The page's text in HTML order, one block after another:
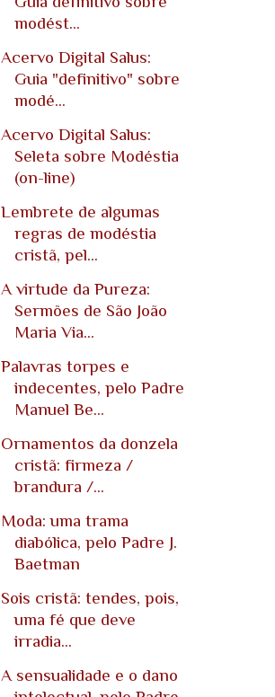
modést...
Acervo Digital Salus:
Guia "definitivo" sobre
modé...
Acervo Digital Salus:
Seleta sobre Modéstia
(on-line)
Lembrete de algumas
regras de modéstia
cristã, pel...
A virtude da Pureza:
Sermões de São João
Maria Via...
Palavras torpes e
indecentes, pelo Padre
Manuel Be...
Ornamentos da donzela
cristã: firmeza /
brandura /...
Moda: uma trama
diabólica, pelo Padre J.
Baetman
Sois cristã: tendes, pois,
uma fé que deve
irradia...
A sensualidade e o dano